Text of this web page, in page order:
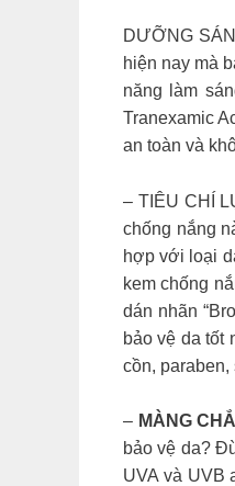
DƯỠNG
hiện nay mà
năng làm
Tranexamic
an toàn và
– TIÊU CHÍ
chống nắng
hợp với loại
kem chống
dán nhãn
bảo vệ da tốt
cồn,
– MÀNG
bảo vệ da?
UVA và UVB